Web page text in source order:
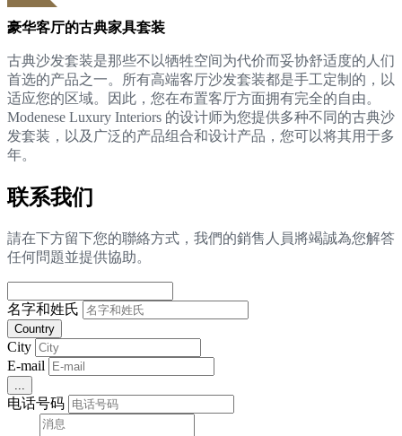
豪华客厅的古典家具套装
古典沙发套装是那些不以牺牲空间为代价而妥协舒适度的人们
首选的产品之一。所有高端客厅沙发套装都是手工定制的，以
适应您的区域。因此，您在布置客厅方面拥有完全的自由。
Modenese Luxury Interiors 的设计师为您提供多种不同的古典沙
发套装，以及广泛的产品组合和设计产品，您可以将其用于多
年。
联系我们
請在下方留下您的聯絡方式，我們的銷售人員將竭誠為您解答
任何問題並提供協助。
名字和姓氏
Country
City
E-mail
电话号码